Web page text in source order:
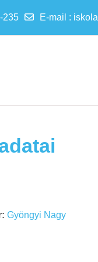
235 E-mail :
Gyöngyi Nagy